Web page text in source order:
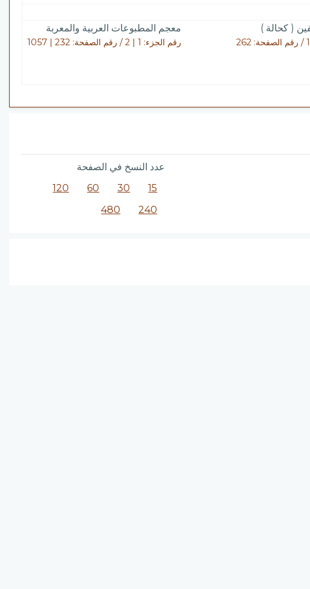
( كحالة ) معجم المطبوعات العربية والمعربة
رقم الجزء: 1 | 2 / رقم الصفحة: 232 | 1057
عدد النسخ في الصفحة
15
30
60
120
240
480